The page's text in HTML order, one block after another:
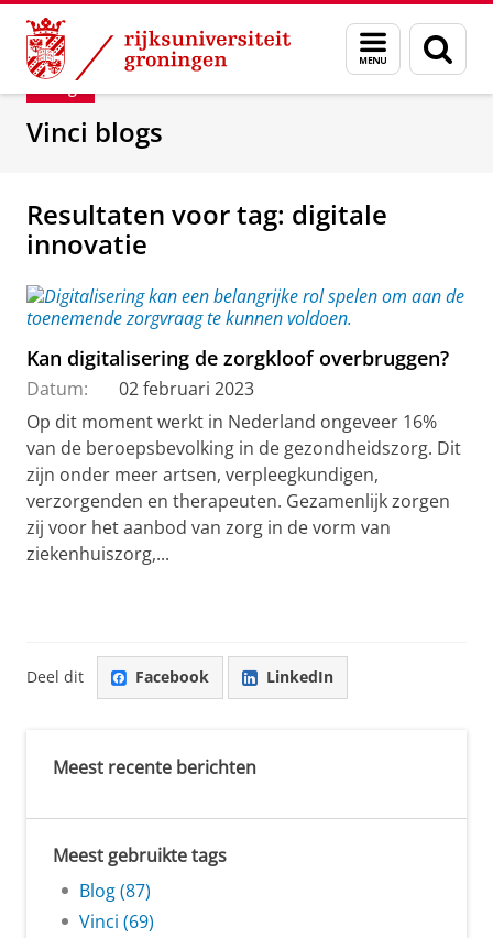
Skip
Content
Skip
Navigation
Menu
en
zoeken
Department of Innovation Management &
Blog
Vinci blogs
Resultaten voor tag: digitale
innovatie
Kan digitalisering de zorgkloof overbruggen?
Datum:
02 februari 2023
Op dit moment werkt in Nederland ongeveer 16%
van de beroepsbevolking in de gezondheidszorg. Dit
zijn onder meer artsen, verpleegkundigen,
verzorgenden en therapeuten. Gezamenlijk zorgen
zij voor het aanbod van zorg in de vorm van
ziekenhuiszorg,...
Deel dit Facebook LinkedIn
Meest recente berichten
Meest gebruikte tags
Blog (87)
Vinci (69)